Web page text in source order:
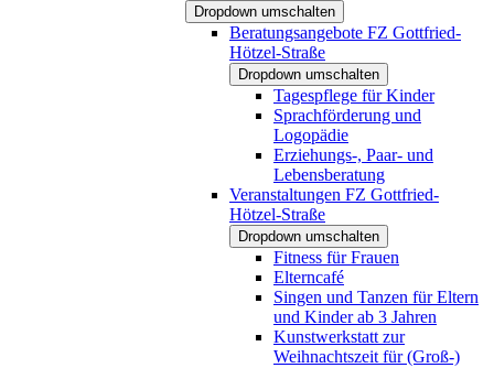
Dropdown umschalten
Beratungsangebote FZ Gottfried-
Hötzel-Straße
Dropdown umschalten
Tagespflege für Kinder
Sprachförderung und
Logopädie
Erziehungs-, Paar- und
Lebensberatung
Veranstaltungen FZ Gottfried-
Hötzel-Straße
Dropdown umschalten
Fitness für Frauen
Elterncafé
Singen und Tanzen für Eltern
und Kinder ab 3 Jahren
Kunstwerkstatt zur
Weihnachtszeit für (Groß-)